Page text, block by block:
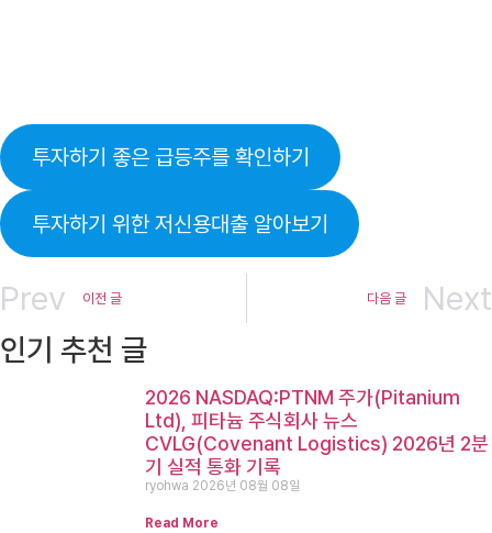
투자하기 좋은 급등주를 확인하기
투자하기 위한 저신용대출 알아보기
Prev 이전 글 다음 글 Next
인기 추천 글
2026 NASDAQ:PTNM 주가(Pitanium
Ltd), 피타늄 주식회사 뉴스
CVLG(Covenant Logistics) 2026년 2분
기 실적 통화 기록
ryohwa 2026년 08월 08일
Read More